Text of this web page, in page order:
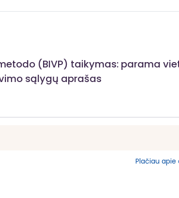
(BIVP) taikymas: parama
sąlygų aprašas
Plačiau